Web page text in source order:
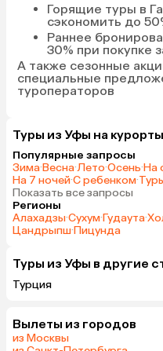
Горящие туры в
сэкономить до
Раннее
30% при покупке
А также сезонные
специальные
туроператоров
Туры из Уфы на
Популярные запросы
Зима·Весна·Лето·Осень·На
На 7 ночей·С ребенком·
Показать все запросы
Регионы
Алахадзы·Сухум·Гудаута·
Цандрыпш·Пицунда
Туры из Уфы в другие
Турция
Вылеты из городов
из Москвы